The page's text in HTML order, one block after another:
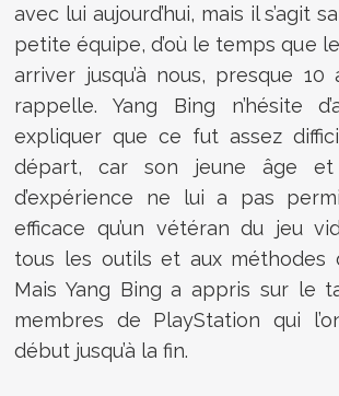
avec lui aujourd’hui, mais il s’agit
petite équipe, d’où le temps que
arriver jusqu’à nous, presque
rappelle. Yang Bing n’hésite
expliquer que ce fut assez
départ, car son jeune âge et
d’expérience ne lui a pas
efficace qu’un vétéran du jeu
tous les outils et aux méthodes
Mais Yang Bing a appris sur le
membres de PlayStation qui
début jusqu’à la fin.